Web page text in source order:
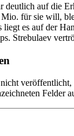
deutlich auf die
für sie will,
es auf der
Strebulaev
veröffentlicht,
Felder